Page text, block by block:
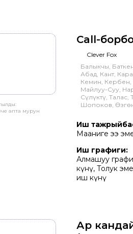
апта мурун
Call-
Clever Fox
Балыкчы,
Абад, Кант,
Кемин, Кербен,
Майлуу-Суу,
Сүлүктү,
Шопоков,
Иш
Мааниге ээ
Иш графиги:
Алмашуу
күнү, Толук
иш күнү
Ар